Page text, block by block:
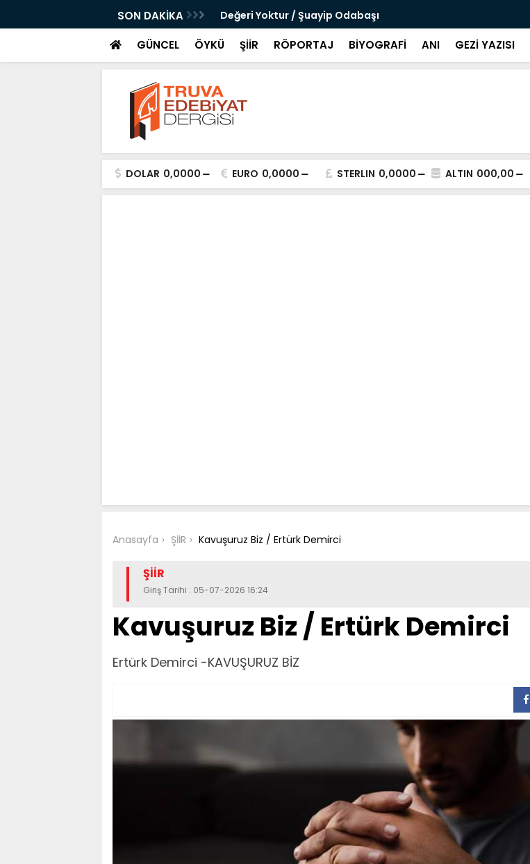
SON DAKİKA Değeri Yoktur / Şuayip Odabaşı
GÜNCEL ÖYKÜ ŞİİR RÖPORTAJ BİYOGRAFİ ANI GEZİ YAZISI
DOLAR 0,0000 EURO 0,0000 STERLIN 0,0000 ALTIN 000,00
Anasayfa ŞİİR Kavuşuruz Biz / Ertürk Demirci
ŞİİR
Giriş Tarihi : 05-07-2026 16:24
Kavuşuruz Biz / Ertürk Demirci
Ertürk Demirci -KAVUŞURUZ BİZ